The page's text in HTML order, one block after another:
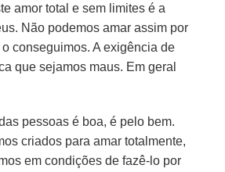
amor total e sem limites é a
Não podemos amar assim por
conseguimos. A exigência de
que sejamos maus. Em geral
pessoas é boa, é pelo bem.
criados para amar totalmente,
em condições de fazê-lo por